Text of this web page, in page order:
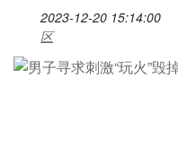
2023-12-20 15:14:00
区